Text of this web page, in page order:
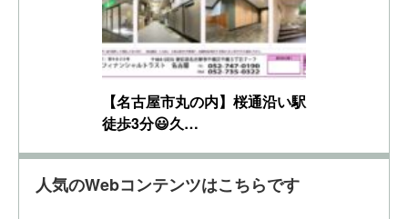
【名古屋市丸の内】桜通沿い駅
徒歩3分😃久…
人気のWebコンテンツはこちらです